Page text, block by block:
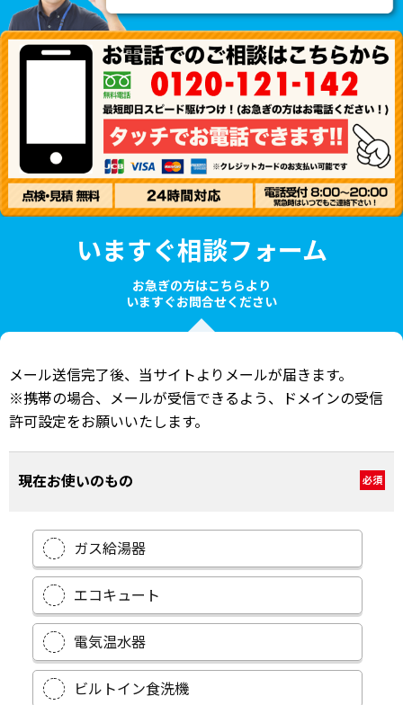
いますぐ相談フォーム
お急ぎの方はこちらより
いますぐお問合せください
メール送信完了後、当サイトよりメールが届きます。
※携帯の場合、メールが受信できるよう、ドメインの受信
許可設定をお願いいたします。
現在お使いのもの 必須
ガス給湯器
エコキュート
電気温水器
ビルトイン食洗機